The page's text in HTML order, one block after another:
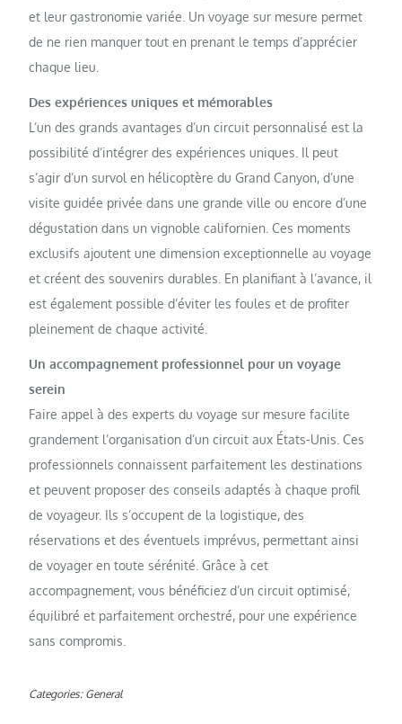
et leur gastronomie variée. Un voyage sur mesure permet
de ne rien manquer tout en prenant le temps d’apprécier
chaque lieu.
Des expériences uniques et mémorables
L’un des grands avantages d’un circuit personnalisé est la
possibilité d’intégrer des expériences uniques. Il peut
s’agir d’un survol en hélicoptère du Grand Canyon, d’une
visite guidée privée dans une grande ville ou encore d’une
dégustation dans un vignoble californien. Ces moments
exclusifs ajoutent une dimension exceptionnelle au voyage
et créent des souvenirs durables. En planifiant à l’avance, il
est également possible d’éviter les foules et de profiter
pleinement de chaque activité.
Un accompagnement professionnel pour un voyage
serein
Faire appel à des experts du voyage sur mesure facilite
grandement l’organisation d’un circuit aux États-Unis. Ces
professionnels connaissent parfaitement les destinations
et peuvent proposer des conseils adaptés à chaque profil
de voyageur. Ils s’occupent de la logistique, des
réservations et des éventuels imprévus, permettant ainsi
de voyager en toute sérénité. Grâce à cet
accompagnement, vous bénéficiez d’un circuit optimisé,
équilibré et parfaitement orchestré, pour une expérience
sans compromis.
Categories: General